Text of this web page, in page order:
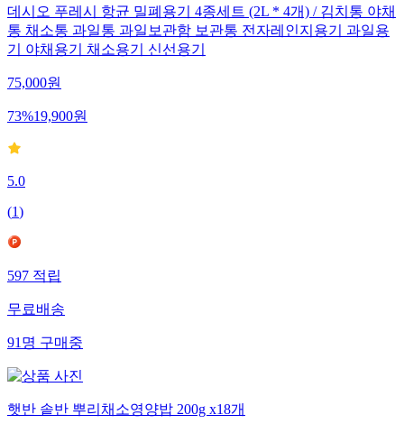
데시오 푸레시 항균 밀폐용기 4종세트 (2L * 4개) / 김치통 야채
통 채소통 과일통 과일보관함 보관통 전자레인지용기 과일용
기 야채용기 채소용기 신선용기
75,000원
73%19,900원
5.0
(1)
597적립
무료배송
91명구매중
햇반 솥반 뿌리채소영양밥 200g x18개